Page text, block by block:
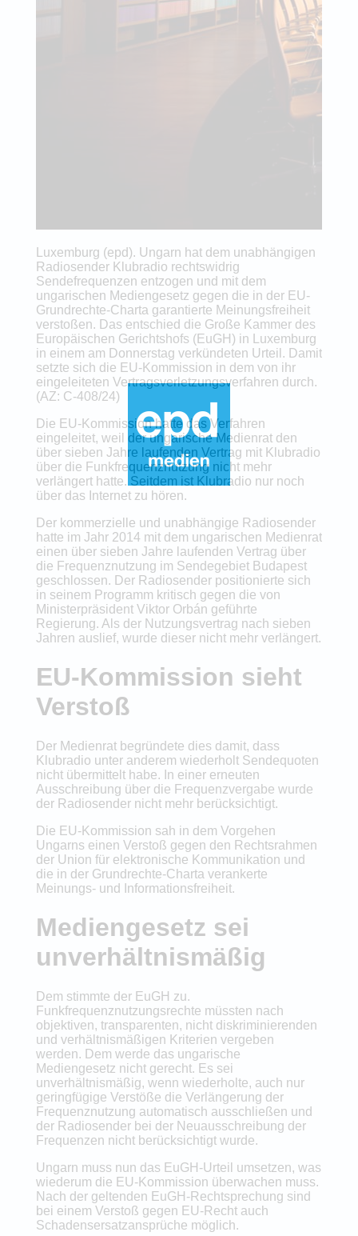
Luxemburg (epd). Ungarn hat dem unabhängigen
Radiosender Klubradio rechtswidrig
Sendefrequenzen entzogen und mit dem
ungarischen Mediengesetz gegen die in der EU-
Grundrechte-Charta garantierte Meinungsfreiheit
verstoßen. Das entschied die Große Kammer des
Europäischen Gerichtshofs (EuGH) in Luxemburg
in einem am Donnerstag verkündeten Urteil. Damit
setzte sich die EU-Kommission in dem von ihr
eingeleiteten Vertragsverletzungsverfahren durch.
(AZ: C-408/24)
Die EU-Kommission hatte das Verfahren
eingeleitet, weil der ungarische Medienrat den
über sieben Jahre laufenden Vertrag mit Klubradio
über die Funkfrequenznutzung nicht mehr
verlängert hatte. Seitdem ist Klubradio nur noch
über das Internet zu hören.
Der kommerzielle und unabhängige Radiosender
hatte im Jahr 2014 mit dem ungarischen Medienrat
einen über sieben Jahre laufenden Vertrag über
die Frequenznutzung im Sendegebiet Budapest
geschlossen. Der Radiosender positionierte sich
in seinem Programm kritisch gegen die von
Ministerpräsident Viktor Orbán geführte
Regierung. Als der Nutzungsvertrag nach sieben
Jahren auslief, wurde dieser nicht mehr verlängert.
EU-Kommission sieht
Verstoß
Der Medienrat begründete dies damit, dass
Klubradio unter anderem wiederholt Sendequoten
nicht übermittelt habe. In einer erneuten
Ausschreibung über die Frequenzvergabe wurde
der Radiosender nicht mehr berücksichtigt.
Die EU-Kommission sah in dem Vorgehen
Ungarns einen Verstoß gegen den Rechtsrahmen
der Union für elektronische Kommunikation und
die in der Grundrechte-Charta verankerte
Meinungs- und Informationsfreiheit.
Mediengesetz sei
unverhältnismäßig
Dem stimmte der EuGH zu.
Funkfrequenznutzungsrechte müssten nach
objektiven, transparenten, nicht diskriminierenden
und verhältnismäßigen Kriterien vergeben
werden. Dem werde das ungarische
Mediengesetz nicht gerecht. Es sei
unverhältnismäßig, wenn wiederholte, auch nur
geringfügige Verstöße die Verlängerung der
Frequenznutzung automatisch ausschließen und
der Radiosender bei der Neuausschreibung der
Frequenzen nicht berücksichtigt wurde.
Ungarn muss nun das EuGH-Urteil umsetzen, was
wiederum die EU-Kommission überwachen muss.
Nach der geltenden EuGH-Rechtsprechung sind
bei einem Verstoß gegen EU-Recht auch
Schadensersatzansprüche möglich.